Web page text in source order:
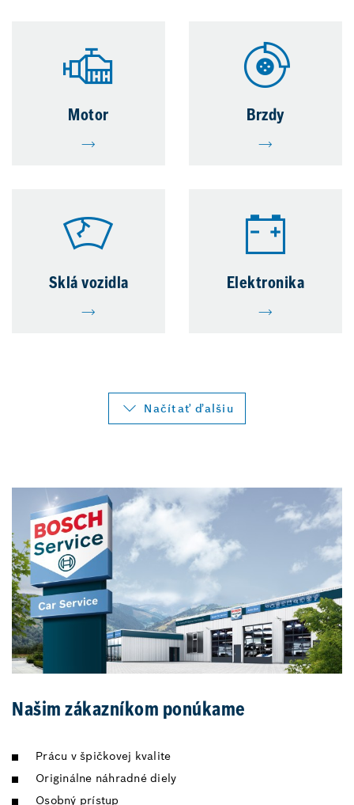
Motor Brzdy
Sklá vozidla Elektronika
Načítať ďalšiu
Našim zákazníkom ponúkame
Prácu v špičkovej kvalite
Originálne náhradné diely
Osobný prístup